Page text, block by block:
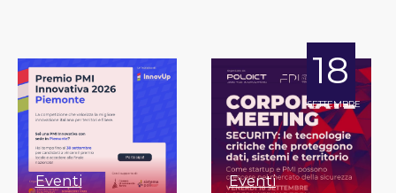
Eventi
18
SETTEMBRE
Eventi